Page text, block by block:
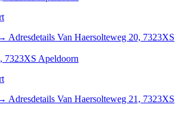
Adresdetails Van Haersolteweg 20, 7323XS
7323XS Apeldoorn
Adresdetails Van Haersolteweg 21, 7323XS